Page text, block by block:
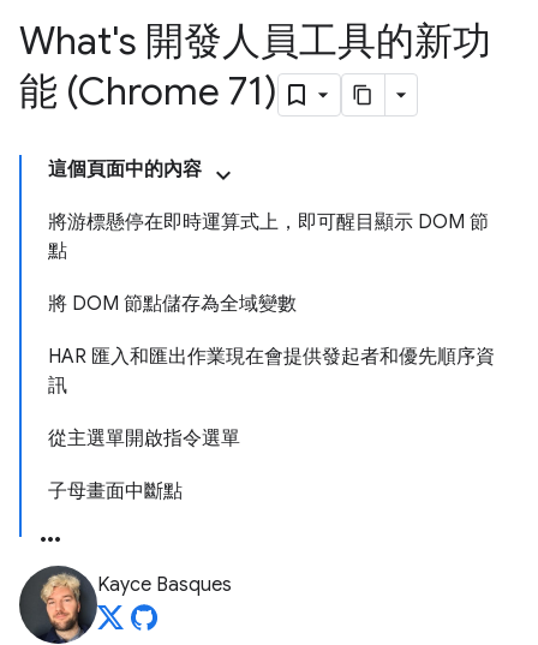
What's 開發人員工具的新功
能 (Chrome 71)
這個頁面中的內容
將游標懸停在即時運算式上，即可醒目顯示 DOM 節
點
將 DOM 節點儲存為全域變數
HAR 匯入和匯出作業現在會提供發起者和優先順序資
訊
從主選單開啟指令選單
子母畫面中斷點
Kayce Basques